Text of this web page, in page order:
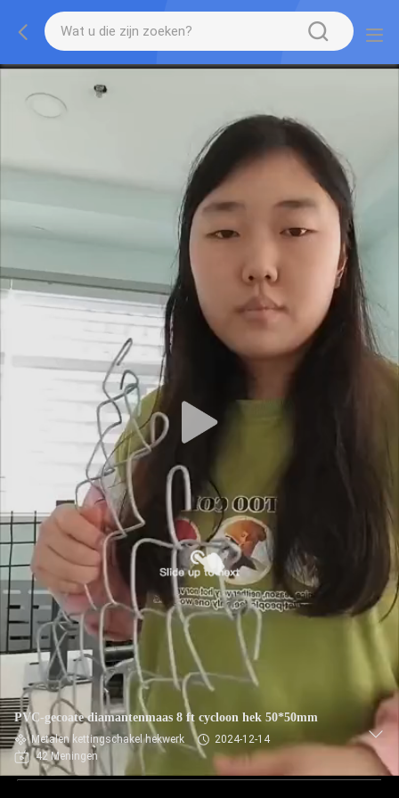
PVC-gecoate diamantenmaas 8 ft cycloon hek 50*50mm
Metalen kettingschakel hekwerk
2024-12-14
42 Meningen